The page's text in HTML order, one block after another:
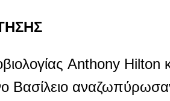
Anthony Hilton
Βασίλειο